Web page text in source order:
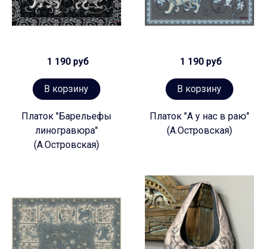
1 190 руб
В корзину
Платок "Барельефы
линогравюра"
(А.Островская)
1 190 руб
В корзину
Платок "А у нас в раю"
(А.Островская)